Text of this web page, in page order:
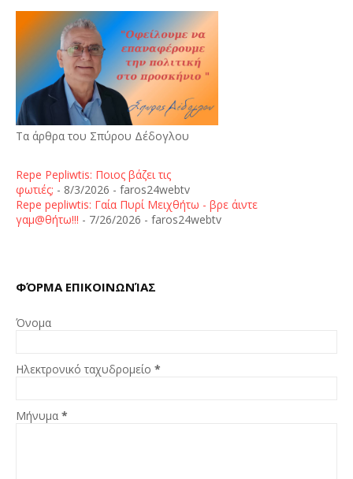
Τα άρθρα του Σπύρου Δέδογλου
Repe Pepliwtis: Ποιος βάζει τις
φωτιές; - 8/3/2026 - faros24webtv
Repe pepliwtis: Γαία Πυρί Μειχθήτω - βρε άιντε
γαμ@θήτω!!! - 7/26/2026 - faros24webtv
ΦΌΡΜΑ ΕΠΙΚΟΙΝΩΝΊΑΣ
Όνομα
Ηλεκτρονικό ταχυδρομείο *
Μήνυμα *